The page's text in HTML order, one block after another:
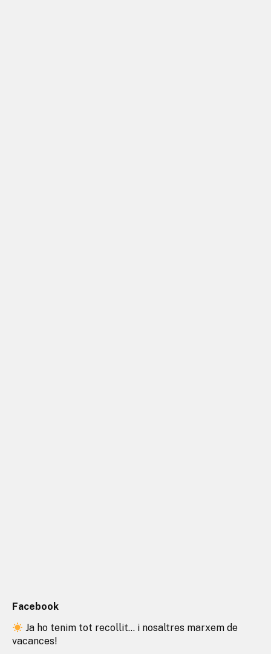
Facebook
Ja ho tenim tot recollit… i nosaltres marxem de
vacances!